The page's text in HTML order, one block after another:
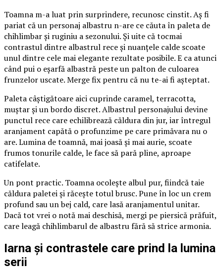
Toamna m-a luat prin surprindere, recunosc cinstit. Aș fi
pariat că un personaj albastru n-are ce căuta în paleta de
chihlimbar și ruginiu a sezonului. Și uite că tocmai
contrastul dintre albastrul rece și nuanțele calde scoate
unul dintre cele mai elegante rezultate posibile. E ca atunci
când pui o eșarfă albastră peste un palton de culoarea
frunzelor uscate. Merge fix pentru că nu te-ai fi așteptat.
Paleta câștigătoare aici cuprinde caramel, terracotta,
muștar și un bordo discret. Albastrul personajului devine
punctul rece care echilibrează căldura din jur, iar întregul
aranjament capătă o profunzime pe care primăvara nu o
are. Lumina de toamnă, mai joasă și mai aurie, scoate
frumos tonurile calde, le face să pară pline, aproape
catifelate.
Un pont practic. Toamna ocolește albul pur, fiindcă taie
căldura paletei și răcește totul brusc. Pune în loc un crem
profund sau un bej cald, care lasă aranjamentul unitar.
Dacă tot vrei o notă mai deschisă, mergi pe piersică prăfuit,
care leagă chihlimbarul de albastru fără să strice armonia.
Iarna și contrastele care prind la lumina
serii